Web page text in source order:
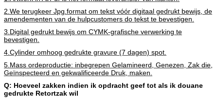
2.We terugkeer Jpg.format om tekst vóór digitaal gedrukt bewijs, de
amendementen van de hulpcustomers do tekst te bevestigen.
3.Digital gedrukt bewijs om CYMK-grafische verwerking te
bevestigen.
4.Cylinder omhoog gedrukte gravure (7 dagen) spot.
5.Mass ordeproductie: inbegrepen Gelamineerd, Genezen, Zak die,
Geïnspecteerd en gekwalificeerde Druk, maken.
Q: Hoeveel zakken indien ik opdracht geef tot als ik douane
gedrukte Retortzak wil